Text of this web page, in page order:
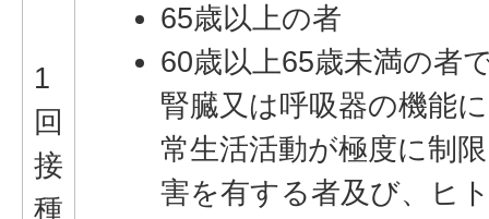
1
回
接
種
65歳以上の者
60歳以上65歳未満の者
腎臓又は呼吸器の機能
常生活活動が極度に制
害を有する者及び、ヒ